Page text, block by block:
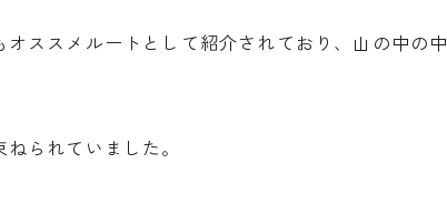
ススメルートとして紹介されており、山の中の
られていました。